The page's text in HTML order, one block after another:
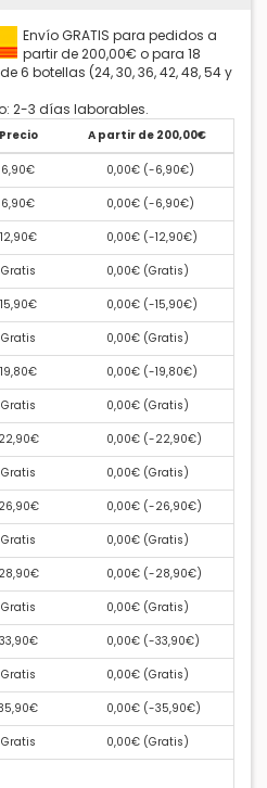
Envío GRATIS para pedidos a
partir de 200,00€ o para 18
6 botellas (24, 30, 36, 42, 48, 54 y
2-3 días laborables.
Precio A partir de 200,00€
6,90€ 0,00€ (-6,90€)
6,90€ 0,00€ (-6,90€)
12,90€ 0,00€ (-12,90€)
Gratis 0,00€ (Gratis)
15,90€ 0,00€ (-15,90€)
Gratis 0,00€ (Gratis)
19,80€ 0,00€ (-19,80€)
Gratis 0,00€ (Gratis)
22,90€ 0,00€ (-22,90€)
Gratis 0,00€ (Gratis)
26,90€ 0,00€ (-26,90€)
Gratis 0,00€ (Gratis)
28,90€ 0,00€ (-28,90€)
Gratis 0,00€ (Gratis)
33,90€ 0,00€ (-33,90€)
Gratis 0,00€ (Gratis)
0,00€ (-35,90€)
Gratis 0,00€ (Gratis)